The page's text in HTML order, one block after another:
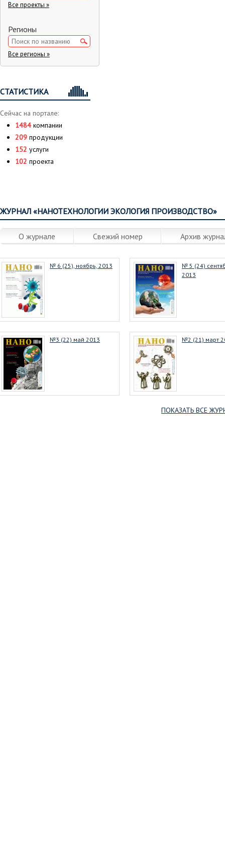
Все проекты »
Регионы
Все регионы »
СТАТИСТИКА
Сейчас на портале:
1484компании
209 продукции
152 услуги
102 проекта
ЖУРНАЛ «НАНОТЕХНОЛОГИИ ЭКОЛОГИЯ ПРОИЗВОДСТВО»
О журнале Свежий номер Архив
№ 6 (25), ноябрь, 2013
№ 5 (24)
2013
№3 (22) май 2013 №2 (21) март
ПОКАЗАТЬ ВСЕ